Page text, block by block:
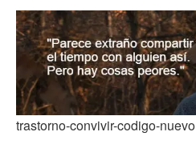
trastorno-convivir-codigo-nuevo